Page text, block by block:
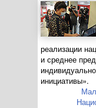
реализации
и среднее
инициативы».